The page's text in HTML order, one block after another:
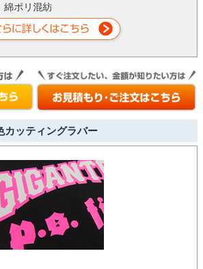
綿ポリ混紡
ッティングラバー